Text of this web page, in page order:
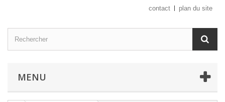
contact plan du site
MENU